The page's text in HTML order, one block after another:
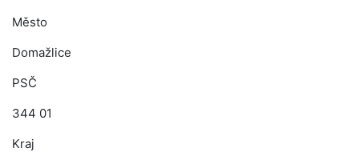
Město
Domažlice
PSČ
344 01
Kraj